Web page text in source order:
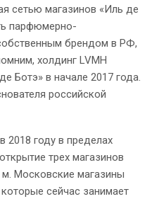
сетью магазинов «Иль де
парфюмерно-
брендом в РФ,
холдинг LVMH
Ботэ» в начале 2017 года.
российской
2018 году в пределах
трех магазинов
Московские магазины
сейчас занимает